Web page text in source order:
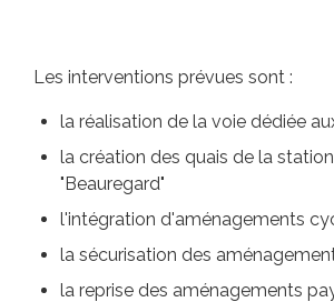
Les interventions prévues sont :
la réalisation de la voie dédiée
la création des quais de la
"Beauregard"
l'intégration d'aménagements
la sécurisation des
la reprise des aménagements